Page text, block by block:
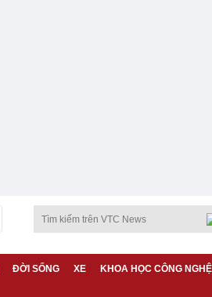
ĐỜI SỐNG XE KHOA HỌC CÔNG NGHỆ